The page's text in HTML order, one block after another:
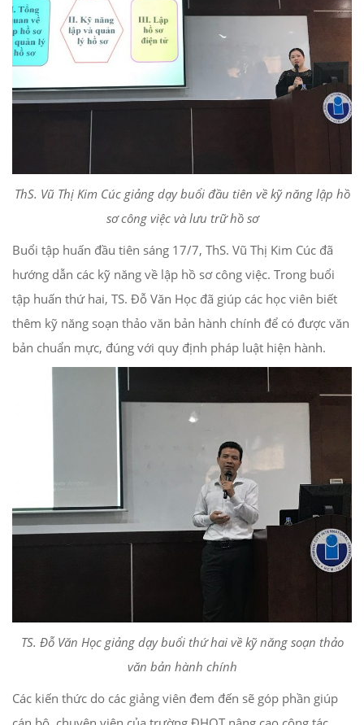
ThS. Vũ Thị Kim Cúc giảng dạy buổi đầu tiên về kỹ năng lập hồ
sơ công việc và lưu trữ hồ sơ
Buổi tập huấn đầu tiên sáng 17/7, ThS. Vũ Thị Kim Cúc đã
hướng dẫn các kỹ năng về lập hồ sơ công việc. Trong buổi
tập huấn thứ hai, TS. Đỗ Văn Học đã giúp các học viên biết
thêm kỹ năng soạn thảo văn bản hành chính để có được văn
bản chuẩn mực, đúng với quy định pháp luật hiện hành.
TS. Đỗ Văn Học giảng dạy buổi thứ hai về kỹ năng soạn thảo
văn bản hành chính
Các kiến thức do các giảng viên đem đến sẽ góp phần giúp